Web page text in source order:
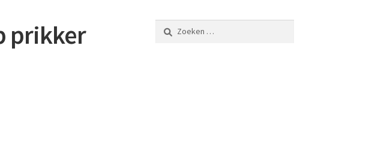
prikker
Zoeken
naar: